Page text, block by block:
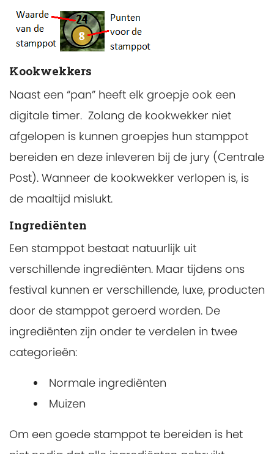
Kookwekkers
Naast een “pan” heeft elk groepje ook een
digitale timer. Zolang de kookwekker niet
afgelopen is kunnen groepjes hun stamppot
bereiden en deze inleveren bij de jury (Centrale
Post). Wanneer de kookwekker verlopen is, is
de maaltijd mislukt.
Ingrediënten
Een stamppot bestaat natuurlijk uit
verschillende ingrediënten. Maar tijdens ons
festival kunnen er verschillende, luxe, producten
door de stamppot geroerd worden. De
ingrediënten zijn onder te verdelen in twee
categorieën:
Normale ingrediënten
Muizen
Om een goede stamppot te bereiden is het